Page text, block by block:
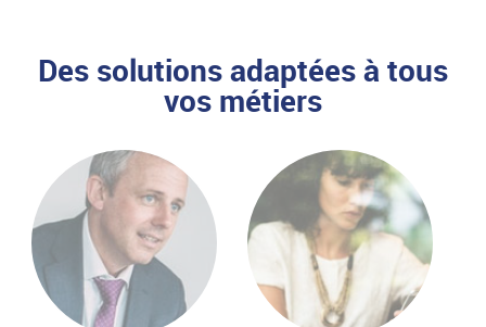
Des solutions adaptées à tous
vos métiers